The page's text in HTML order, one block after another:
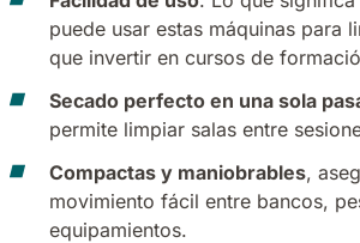
puede usar estas máquinas para
que invertir en cursos de
Secado perfecto en una sola
permite limpiar salas entre
Compactas y maniobrables,
movimiento fácil entre bancos,
equipamientos.